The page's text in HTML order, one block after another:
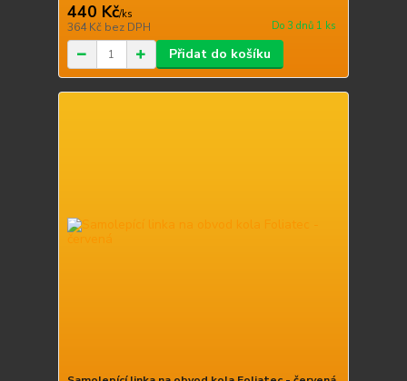
440 Kč/ks
364 Kč bez DPH Do 3 dnů 1 ks
Přidat do košíku